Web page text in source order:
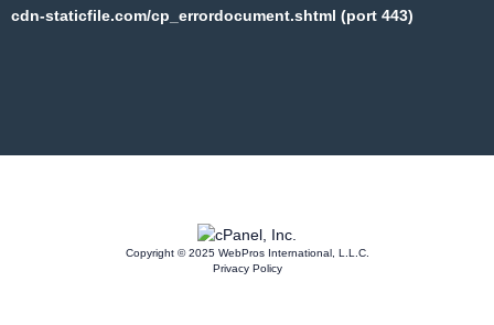
cdn-staticfile.com/cp_errordocument.shtml (port 443)
Copyright © 2025 WebPros International, L.L.C.
Privacy Policy